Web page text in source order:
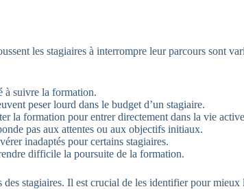
les stagiaires à interrompre leur parcours sont
à suivre la formation.
peser lourd dans le budget d’un stagiaire.
la formation pour entrer directement dans la vie
pas aux attentes ou aux objectifs initiaux.
inadaptés pour certains stagiaires.
difficile la poursuite de la formation.
stagiaires. Il est crucial de les identifier pour